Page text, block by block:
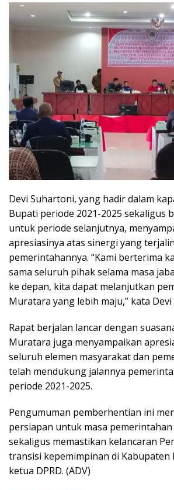
Devi Suhartoni, yang hadir dalam
Bupati periode 2021-2025 sekaligus
untuk periode selanjutnya,
apresiasinya atas sinergi yang
pemerintahannya. “Kami berterima
sama seluruh pihak selama masa
ke depan, kita dapat melanjutkan
Muratara yang lebih maju,” kata
Rapat berjalan lancar dengan
Muratara juga menyampaikan
seluruh elemen masyarakat dan
telah mendukung jalannya
periode 2021-2025.
Pengumuman pemberhentian ini
persiapan untuk masa
sekaligus memastikan kelancaran
transisi kepemimpinan di
ketua DPRD. (ADV)